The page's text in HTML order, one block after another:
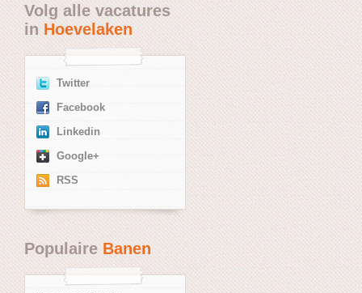
Volg alle vacatures
inHoevelaken
Twitter
Facebook
Linkedin
Google+
RSS
PopulaireBanen